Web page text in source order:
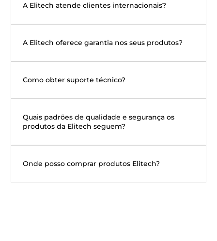
A Elitech atende clientes internacionais?
A Elitech oferece garantia nos seus produtos?
Como obter suporte técnico?
Quais padrões de qualidade e segurança os
produtos da Elitech seguem?
Onde posso comprar produtos Elitech?